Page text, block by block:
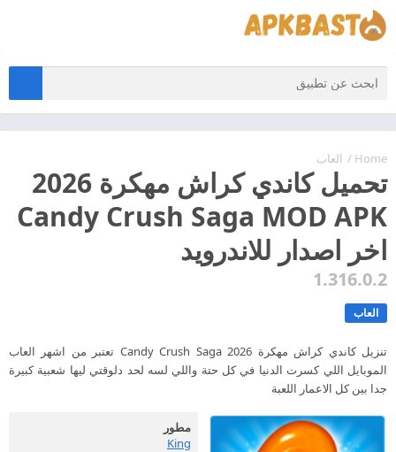
Home
/ العاب
تحميل كاندي كراش مهكرة 2026
Candy Crush Saga MOD APK
اخر اصدار للاندرويد
1.316.0.2
العاب
تنزيل كاندي كراش مهكرة 2026 Candy Crush Saga تعتبر من اشهر العاب
الموبايل اللي كسرت الدنيا في كل حتة واللي لسه لحد دلوقتي ليها شعبية كبيرة
جدا بين كل الاعمار اللعبة
مطور
King